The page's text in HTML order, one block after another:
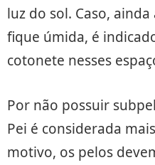
luz do sol. Caso,
fique úmida, é
cotonete nesses
Por não possuir
Pei é considerada
motivo, os pelos